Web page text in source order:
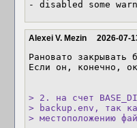
- disabled some
Alexei V. Mezin 2026-07-
Рановато закрывать
Если он, конечно,
> 2. на счет
> backup.env, так
> местоположению